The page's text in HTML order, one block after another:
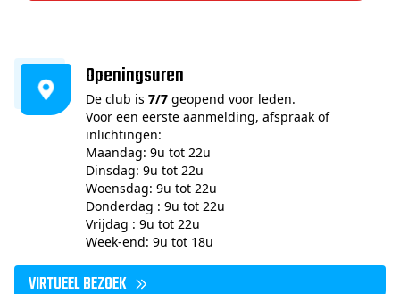
Openingsuren
De club is 7/7 geopend voor leden.
Voor een eerste aanmelding, afspraak of
inlichtingen:
Maandag: 9u tot 22u
Dinsdag: 9u tot 22u
Woensdag: 9u tot 22u
Donderdag : 9u tot 22u
Vrijdag : 9u tot 22u
Week-end: 9u tot 18u
VIRTUEEL BEZOEK